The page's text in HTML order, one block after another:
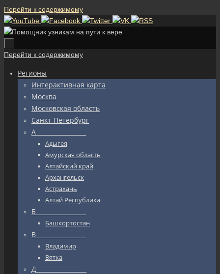
Перейти к содержимому
Перейти к содержимому
Регионы
Интерактивная карта
Москва
Московская область
Санкт-Петербург
А_________________
Адыгея
Амурская область
Алтайский край
Архангельск
Астрахань
Алтай Республика
Б_________________
Башкортостан
В_________________
Владимир
Вятка
Д_________________